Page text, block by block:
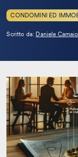
CONDOMINI ED
Scritto da: Daniele